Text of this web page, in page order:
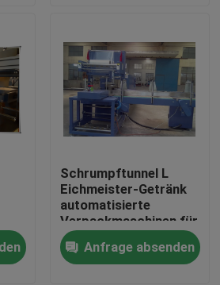
in Verbindung
Schrumpftunnel L
Eichmeister-Getränk
automatisierte
Verpackmaschinen für
HAUSTIER
Glasflasche 110V
Anfrage absenden